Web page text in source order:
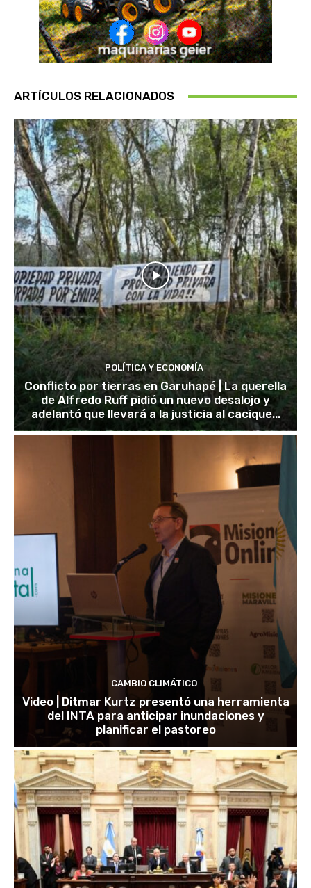
ARTÍCULOS RELACIONADOS
POLÍTICA Y ECONOMÍA
Conflicto por tierras en Garuhapé | La querella
de Alfredo Ruff pidió un nuevo desalojo y
adelantó que llevará a la justicia al cacique...
CAMBIO CLIMÁTICO
Video | Ditmar Kurtz presentó una herramienta
del INTA para anticipar inundaciones y
planificar el pastoreo